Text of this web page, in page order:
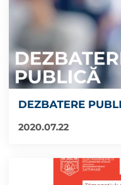
DEZBATERE
2020.07.22